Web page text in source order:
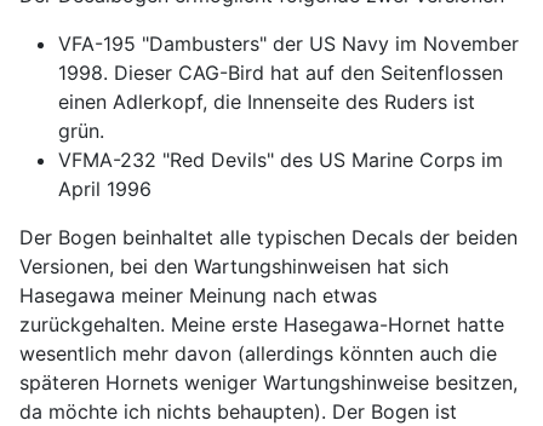
VFA-195 "Dambusters" der US Navy im November
1998. Dieser CAG-Bird hat auf den Seitenflossen
einen Adlerkopf, die Innenseite des Ruders ist
grün.
VFMA-232 "Red Devils" des US Marine Corps im
April 1996
Der Bogen beinhaltet alle typischen Decals der beiden
Versionen, bei den Wartungshinweisen hat sich
Hasegawa meiner Meinung nach etwas
zurückgehalten. Meine erste Hasegawa-Hornet hatte
wesentlich mehr davon (allerdings könnten auch die
späteren Hornets weniger Wartungshinweise besitzen,
da möchte ich nichts behaupten). Der Bogen ist